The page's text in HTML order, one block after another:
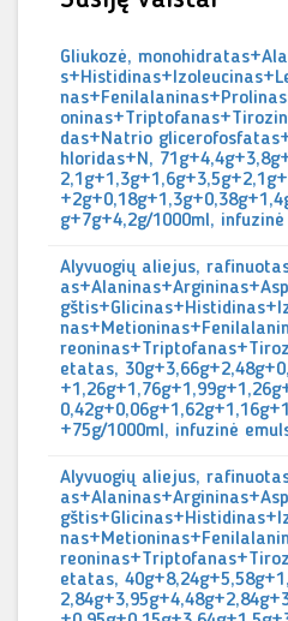
Gliukozė,
das+Natrio
hloridas+N,
g+7g+4,2g/1000ml,
Alyvuogių aliejus,
etatas,
+75g/1000ml, infuzinė
Alyvuogių aliejus,
etatas,